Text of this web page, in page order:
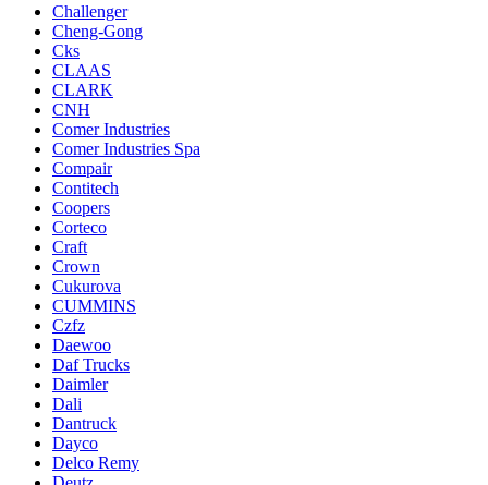
Challenger
Cheng-Gong
Cks
CLAAS
CLARK
CNH
Comer Industries
Comer Industries Spa
Compair
Contitech
Coopers
Corteco
Craft
Crown
Cukurova
CUMMINS
Czfz
Daewoo
Daf Trucks
Daimler
Dali
Dantruck
Dayco
Delco Remy